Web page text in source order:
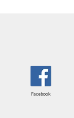
Facebook